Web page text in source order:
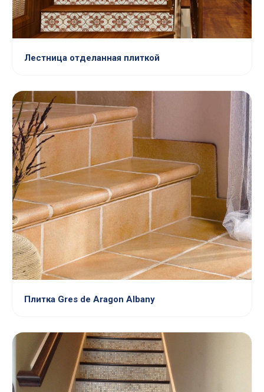
Лестница отделанная плиткой
Плитка Gres de Aragon Albany